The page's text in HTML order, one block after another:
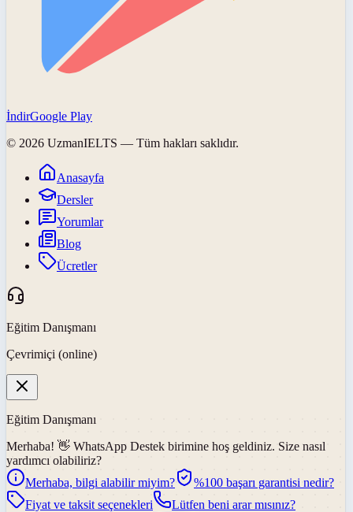
İndirGoogle Play
© 2026 UzmanIELTS — Tüm hakları saklıdır.
Anasayfa
Dersler
Yorumlar
Blog
Ücretler
Eğitim Danışmanı
Çevrimiçi (online)
Eğitim Danışmanı
Merhaba! 👋 WhatsApp Destek birimine hoş geldiniz. Size nasıl
yardımcı olabiliriz?
Merhaba, bilgi alabilir miyim?
%100 başarı garantisi nedir?
Fiyat ve taksit seçenekleri
Lütfen beni arar mısınız?